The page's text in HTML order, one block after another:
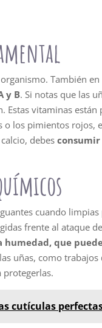
También
y B. Si notas que las
vitaminas están
o los pimientos rojos,
debes
cuando
frente al ataque
humedad, que
uñas, como
protegerlas.
cutículas